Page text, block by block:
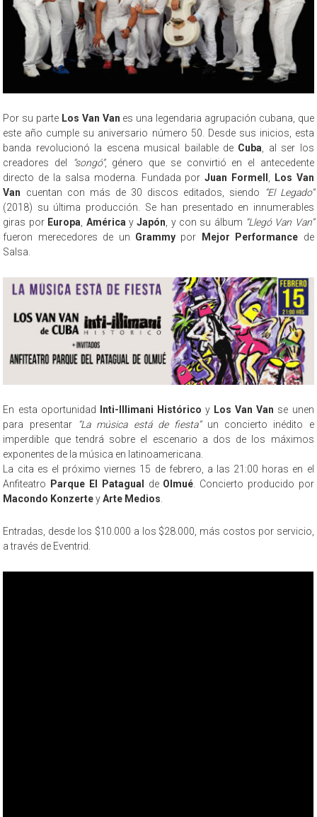
Por su parte Los Van Van es una legendaria agrupación cubana, que
este año cumple su aniversario número 50. Desde sus inicios, esta
banda revolucionó la escena musical bailable de Cuba , al ser los
creadores del
“songó”, género que se convirtió en el antecedente
directo de la salsa moderna. Fundada porJuan Formell
Los Van
Van cuentan con más de 30 discos editados, siendo
“El Legado”
(2018) su última producción. Se han presentado en innumerables
giras por Europa América yJapón , y con su álbum “Llegó Van Van”
fueron merecedores de un Grammy por Mejor Performance de
Salsa.
En esta oportunidad Inti-Illimani Histórico y Los Van Van se unen
para presentar
“La música está de fiesta”un concierto inédito e
imperdible que tendrá sobre el escenario a dos de los máximos
exponentes de la música en latinoamericana.
La cita es el próximo viernes 15 de febrero, a las 21:00 horas en el
Anfiteatro
Parque El Patagual de Olmué. Concierto producido por
Macondo KonzerteyArte Medios.
Entradas, desde los $10.000 a los $28.000, más costos por servicio,
a través de Eventrid.